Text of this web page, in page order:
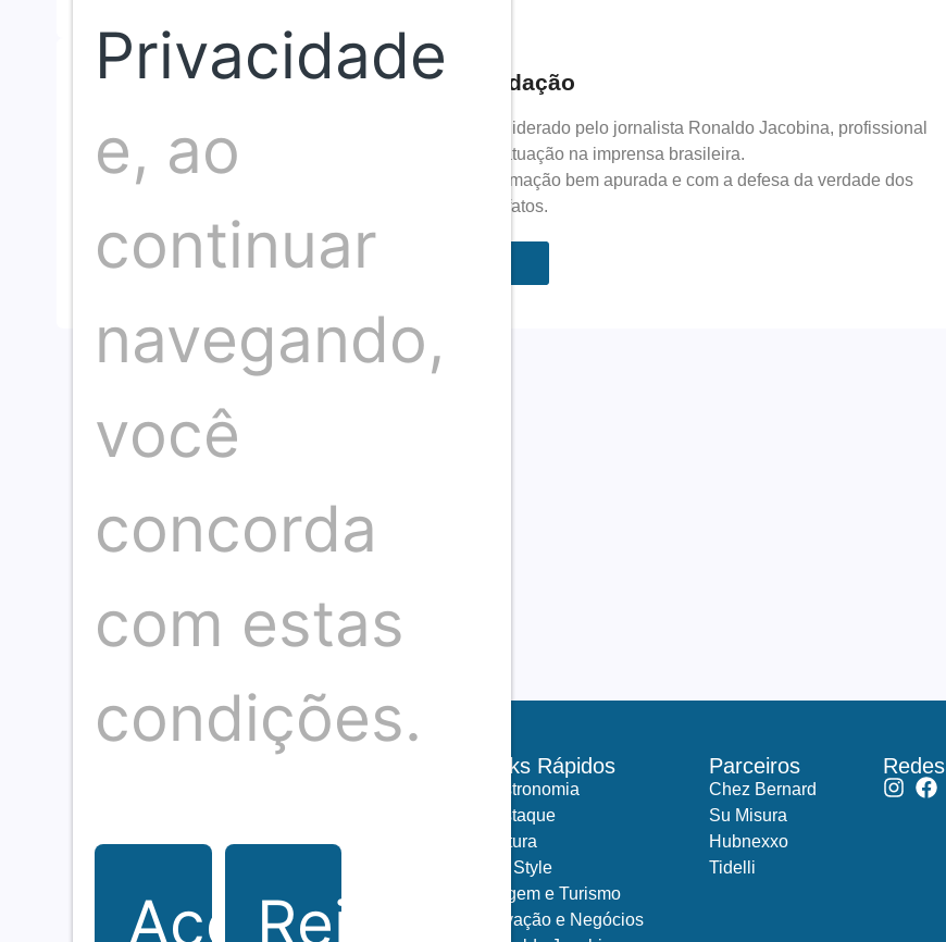
Redação
Somos um time de profissionais de comunicação liderado pelo jornalista Ronaldo Jacobina, profissional
com mais de 30 anos de atuação na imprensa brasileira.
Neste espaço nosso compromisso é com a informação bem apurada e com a defesa da verdade dos
fatos.
Links Rápidos
Gastronomia
Destaque
Cultura
Life Style
Viagem e Turismo
Inovação e Negócios
Parceiros
Chez Bernard
Su Misura
Hubnexxo
Tidelli
Redes
Privacidade
e, ao
continuar
navegando,
você
concorda
com estas
condições.
AceitarRejeitar